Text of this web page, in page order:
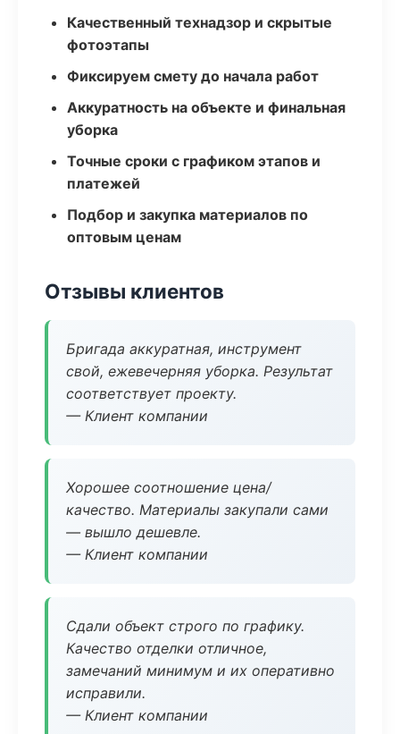
Качественный технадзор и скрытые
фотоэтапы
Фиксируем смету до начала работ
Аккуратность на объекте и финальная
уборка
Точные сроки с графиком этапов и
платежей
Подбор и закупка материалов по
оптовым ценам
Отзывы клиентов
Бригада аккуратная, инструмент
свой, ежевечерняя уборка. Результат
соответствует проекту.
— Клиент компании
Хорошее соотношение цена/
качество. Материалы закупали сами
— вышло дешевле.
— Клиент компании
Сдали объект строго по графику.
Качество отделки отличное,
замечаний минимум и их оперативно
исправили.
— Клиент компании